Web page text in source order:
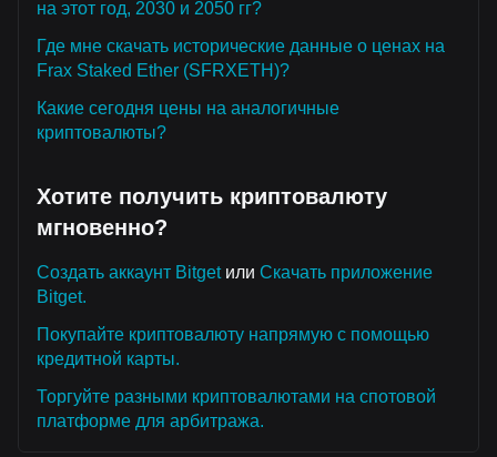
на этот год, 2030 и 2050 гг?
Где мне скачать исторические данные о ценах на
Frax Staked Ether (SFRXETH)?
Какие сегодня цены на аналогичные
криптовалюты?
Хотите получить криптовалюту
мгновенно?
Создать аккаунт Bitgetили Скачать приложение
Bitget.
Покупайте криптовалюту напрямую с помощью
кредитной карты.
Торгуйте разными криптовалютами на спотовой
платформе для арбитража.